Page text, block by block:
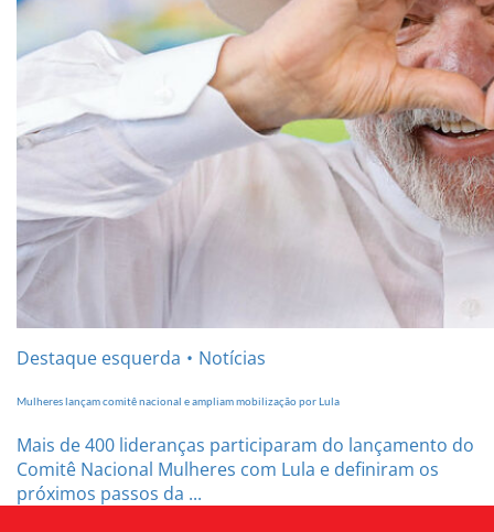
Destaque esquerda Notícias
Mulheres lançam comitê nacional e ampliam mobilização por Lula
Mais de 400 lideranças participaram do lançamento do
Comitê Nacional Mulheres com Lula e definiram os
próximos passos da ...